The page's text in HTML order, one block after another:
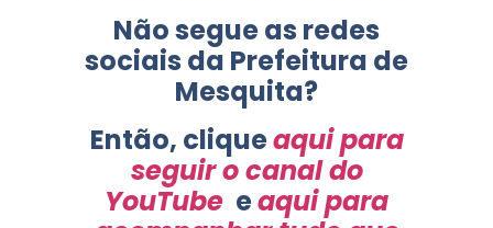
Não segue as redes
sociais da Prefeitura de
Mesquita?
Então, cliqueaqui para
seguir o canal do
YouTube eaqui para